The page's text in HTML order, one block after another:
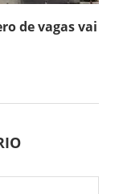
de vagas vai